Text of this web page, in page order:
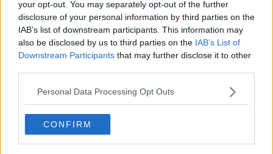
your opt-out. You may separately opt-out of the further
disclosure of your personal information by third parties on the
IAB’s list of downstream participants. This information may
also be disclosed by us to third parties on the IAB’s List of
Downstream Participants that may further disclose it to other
Personal Data Processing Opt Outs
CONFIRM
2015-08-18, 21:23
starbound
Medlem
Reg: Dec 2011
Inlägg: 741
Citat:
Ursprungligen postat avu53rn4m3